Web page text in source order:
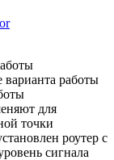
варианта работы
для
точки
роутер с
сигнала